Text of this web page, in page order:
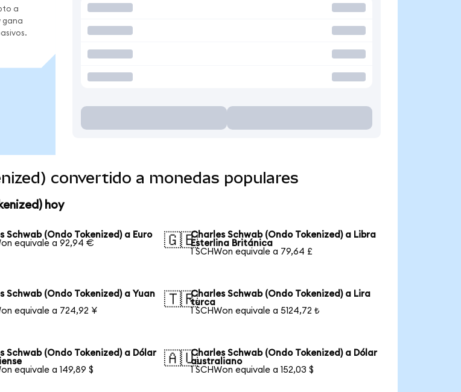
a
gana
convertido a monedas populares
hoy
Schwab (Ondo Tokenized) a Euro
equivale a 92,94 €
🇬🇧Charles Schwab (Ondo Tokenized) a Libra
Esterlina Británica
1 SCHWon equivale a 79,64 £
Schwab (Ondo Tokenized) a Yuan
equivale a 724,92 ¥
🇹🇷Charles Schwab (Ondo Tokenized) a Lira
turca
1 SCHWon equivale a 5124,72 ₺
Schwab (Ondo Tokenized) a Dólar
equivale a 149,89 $
🇦🇺Charles Schwab (Ondo Tokenized) a Dólar
australiano
1 SCHWon equivale a 152,03 $